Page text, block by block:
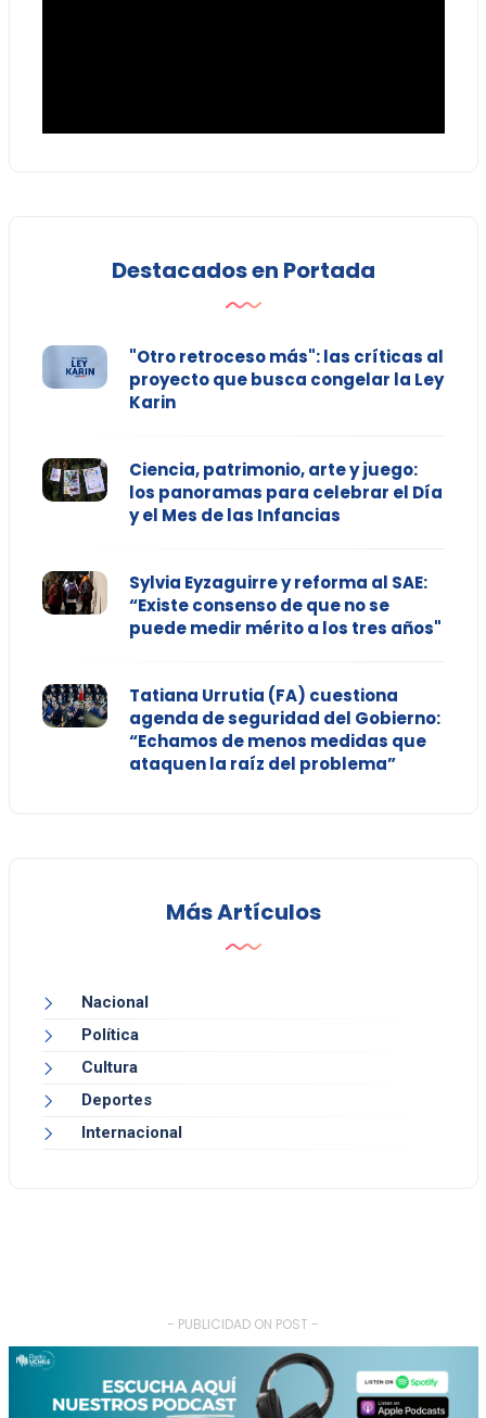
Destacados en Portada
"Otro retroceso más": las críticas al
proyecto que busca congelar la Ley
Karin
Ciencia, patrimonio, arte y juego:
los panoramas para celebrar el Día
y el Mes de las Infancias
Sylvia Eyzaguirre y reforma al SAE:
“Existe consenso de que no se
puede medir mérito a los tres años"
Tatiana Urrutia (FA) cuestiona
agenda de seguridad del Gobierno:
“Echamos de menos medidas que
ataquen la raíz del problema”
Más Artículos
Nacional
Política
Cultura
Deportes
Internacional
- PUBLICIDAD ON POST -